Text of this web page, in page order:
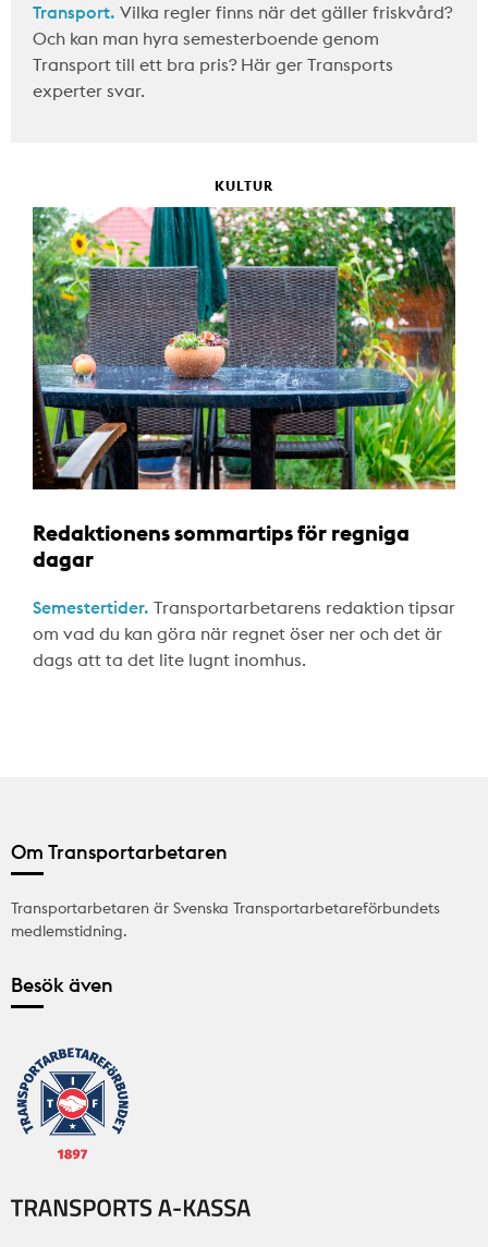
Transport. Vilka regler finns när det gäller friskvård?
Och kan man hyra semesterboende genom
Transport till ett bra pris? Här ger Transports
experter svar.
KULTUR
Redaktionens sommartips för regniga
dagar
Semestertider. Transportarbetarens redaktion tipsar
om vad du kan göra när regnet öser ner och det är
dags att ta det lite lugnt inomhus.
Om Transportarbetaren
Transportarbetaren är Svenska Transportarbetareförbundets
medlemstidning.
Besök även